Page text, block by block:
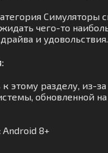
чего-то
и удовольствия.
этому разделу, из-
обновленной
Android 8+